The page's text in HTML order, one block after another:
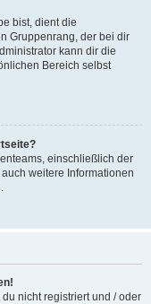
bist, dient die
Gruppenrang, der bei dir
kann dir die
Bereich selbst
einschließlich der
weitere Informationen
nicht registriert und / oder